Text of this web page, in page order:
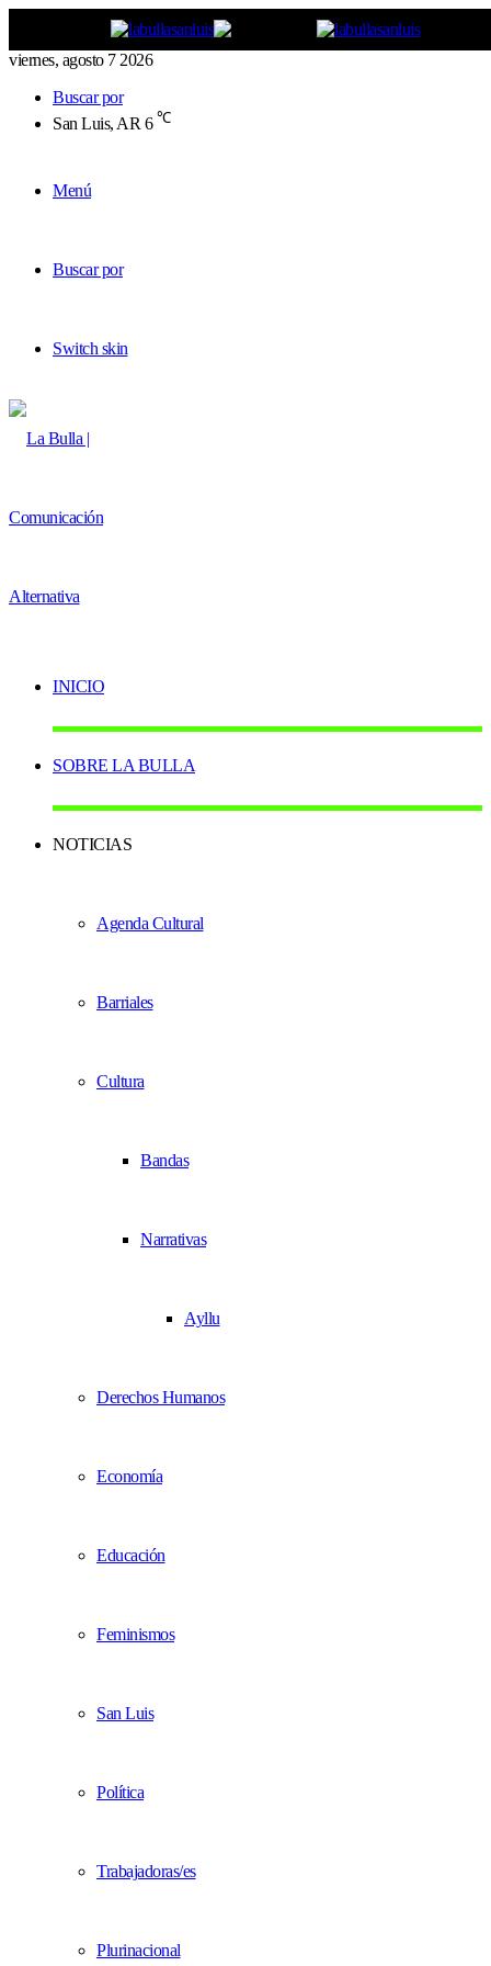
viernes, agosto 7 2026
Buscar por
San Luis, AR 6 ℃
Menú
Buscar por
Switch skin
INICIO
SOBRE LA BULLA
NOTICIAS
Agenda Cultural
Barriales
Cultura
Bandas
Narrativas
Ayllu
Derechos Humanos
Economía
Educación
Feminismos
San Luis
Política
Trabajadoras/es
Plurinacional